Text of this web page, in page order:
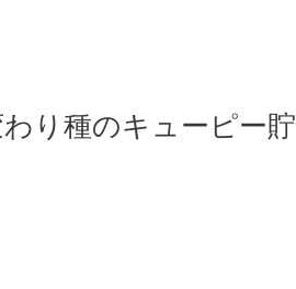
り種のキューピー貯